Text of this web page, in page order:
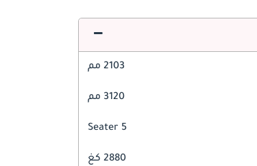
2103 مم
3120 مم
5 Seater
2880 كغ